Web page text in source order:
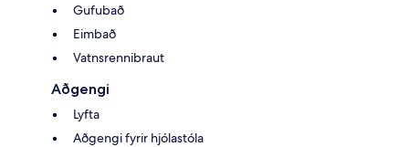
Gufubað
Eimbað
Vatnsrennibraut
Aðgengi
Lyfta
Aðgengi fyrir hjólastóla